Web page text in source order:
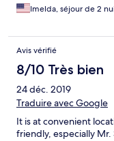
Imelda, séjour de 2
Avis vérifié
8/10 Très bien
24 déc. 2019
Traduire avec Google
It is at convenient
friendly, especially